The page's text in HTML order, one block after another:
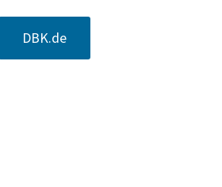
DBK.de